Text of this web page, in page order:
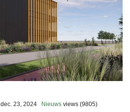
dec. 23, 2024 Nieuws views (9805)